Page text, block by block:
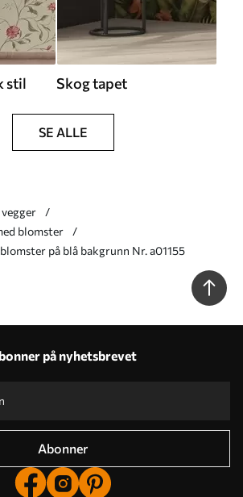
stil Skog tapet
SE ALLE
blomster
på blå bakgrunn Nr. a01155
på nyhetsbrevet
Abonner